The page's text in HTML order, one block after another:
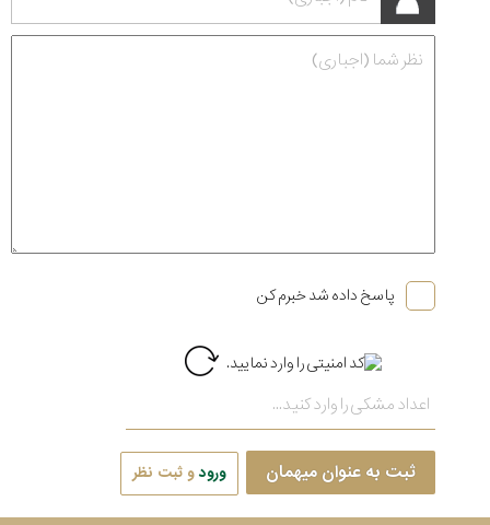
پاسخ داده شد خبرم کن
ثبت به عنوان میهمان ورودو ثبت نظر